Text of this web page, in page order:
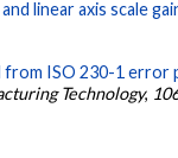
linear axis scale
ISO 230-1 error
Technology,